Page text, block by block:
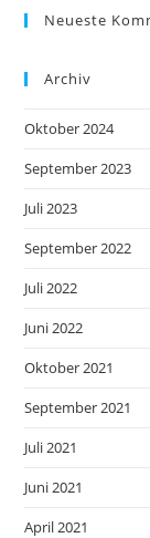
Neueste
Archiv
Oktober 2024
September 2023
Juli 2023
September 2022
Juli 2022
Juni 2022
Oktober 2021
September 2021
Juli 2021
Juni 2021
April 2021